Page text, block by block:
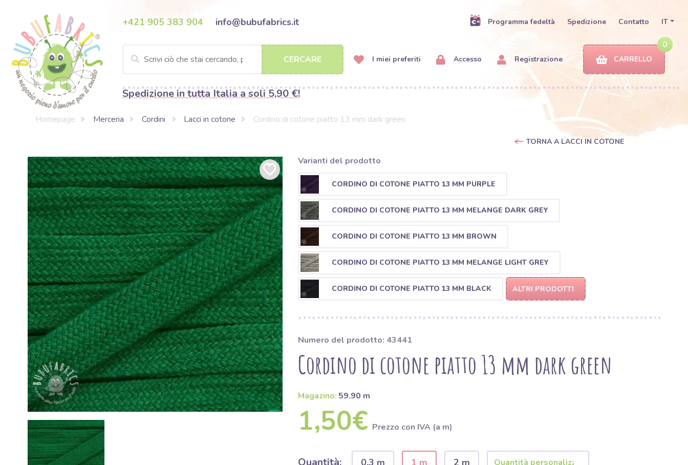
+421 905 383 904 info@bubufabrics.it Programma fedeltà Spedizione Contatto IT
CERCARE I miei preferiti Accesso Registrazione
0
CARRELLO
Spedizione in tutta Italia a soli 5,90 €!
Homepage Merceria Cordini Lacci in cotone Cordino di cotone piatto 13 mm dark green
TORNA A LACCI IN COTONE
Varianti del prodotto
CORDINO DI COTONE PIATTO 13 MM PURPLE
CORDINO DI COTONE PIATTO 13 MM MELANGE DARK GREY
CORDINO DI COTONE PIATTO 13 MM BROWN
CORDINO DI COTONE PIATTO 13 MM MELANGE LIGHT GREY
CORDINO DI COTONE PIATTO 13 MM BLACK ALTRI PRODOTTI
Numero del prodotto: 43441
Cordino di cotone piatto 13 mm dark green
Magazino: 59.90 m
1,50€ Prezzo con IVA (a m)
Quantità: 0.3 m 1 m 2 m